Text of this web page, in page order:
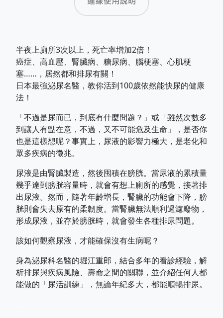
半夜上廁所3次以上，死亡率增加2倍！
癌症、高血壓、腎臟病、糖尿病、腦梗塞、心肌梗
塞……，居然都和排尿有關！
日本最強泌尿名醫，教你活到100歲依然能快尿的健康
法！
「不過是尿而已，到底有什麼問題？」或「雖然次數多
到讓人有點在意，不過，又不可能危及生命」，是否你
也是這樣想呢？事實上，尿液的影響力極大，是老化和
眾多疾病的徵兆。
尿液是由腎臟製造，然後囤積在膀胱。當尿液的累積量
幾乎達到膀胱容量時，就會有想上廁所的感覺，接著排
出尿液。然而，隨著年齡增長，腎臟的功能會下降，膀
胱則會失去原有的柔韌度。當腎臟無法順利過濾廢物，
形成尿液，並存於膀胱時，就會發生各種排尿問題。
該如何觀察尿液，才能確保沒有生病呢？
身為泌尿科名醫的堀江重郎，結合多年的看診經驗，解
析排尿與疾病風險、壽命之間的關聯，並介紹任何人都
能做的「尿活訓練」，無論年紀多大，都能順暢排尿。